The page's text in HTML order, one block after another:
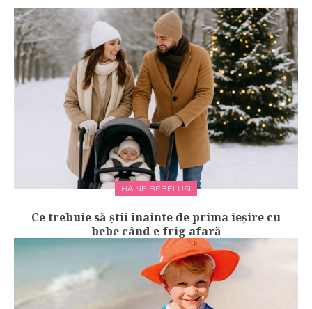
HAINE BEBELUSI
Ce trebuie să știi înainte de prima ieșire cu
bebe când e frig afară